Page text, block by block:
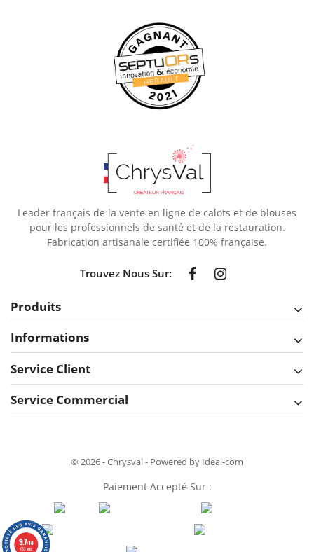
Leader français de la vente en ligne de calots et de blouses
pour les professionnels de santé et de la restauration.
Fabrication artisanale certifiée 100% française.
Trouvez Nous Sur:
Produits
Informations
Service Client
Service Commercial
© 2026 - Chrysval - Powered by Ideal-com
Paiement Accepté Sur :
9.7/10
632 avis